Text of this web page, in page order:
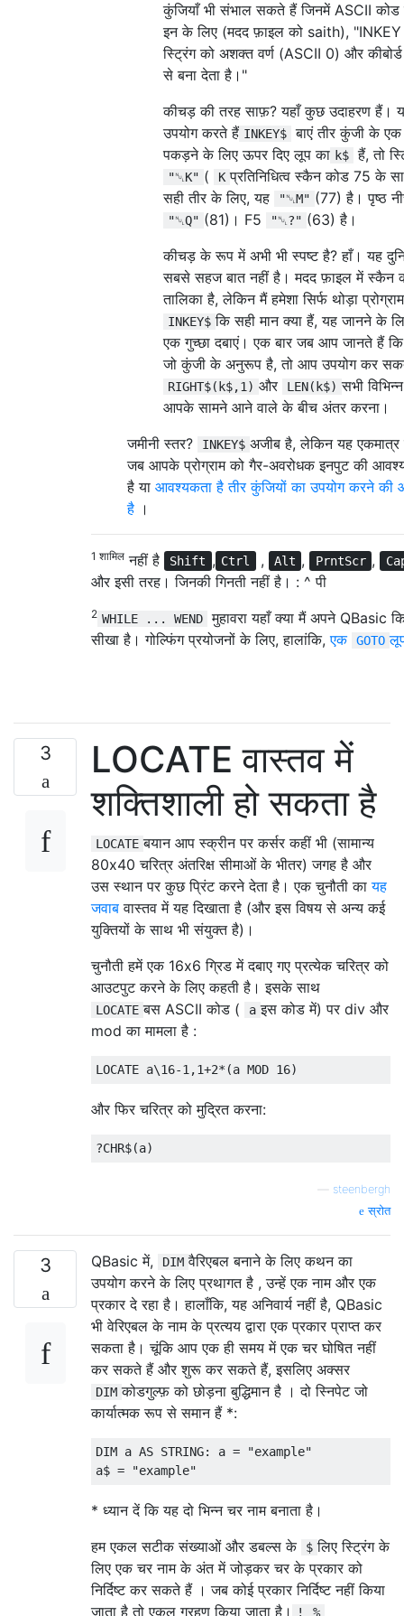
कुंजियाँ भी संभाल सकते हैं जिनमें ASCII कोड
इन के लिए (मदद फ़ाइल को saith), "INKEY
स्ट्रिंग को अशक्त वर्ण (ASCII 0) और
से बना देता है।"
कीचड़ की तरह साफ़? यहाँ कुछ उदाहरण हैं।
उपयोग करते हैं INKEY$ बाएं तीर कुंजी के
पकड़ने के लिए ऊपर दिए लूप का k$ हैं, तो
"␀K" ( K प्रतिनिधित्व स्कैन कोड 75 के
सही तीर के लिए, यह
"␀M" (77) है। पृष्ठ
"␀Q" (81)। F5 "␀?" (63) है।
कीचड़ के रूप में अभी भी स्पष्ट है? हाँ। यह
सबसे सहज बात नहीं है। मदद फ़ाइल में स्कैन
तालिका है, लेकिन मैं हमेशा सिर्फ थोड़ा
INKEY$ कि सही मान क्या हैं, यह जानने के
एक गुच्छा दबाएं। एक बार जब आप जानते हैं कि
जो कुंजी के अनुरूप है, तो आप उपयोग कर
RIGHT$(k$,1) और LEN(k$) सभी
आपके सामने आने वाले के बीच अंतर करना।
जमीनी स्तर?
INKEY$ अजीब है, लेकिन यह एकमात्र
जब आपके प्रोग्राम को गैर-अवरोधक इनपुट की
है या आवश्यकता है तीर कुंजियों का उपयोग करने की
है ।
1 शामिल नहीं है Shift , Ctrl , Alt , PrntScr ,
और इसी तरह। जिनकी गिनती नहीं है। : ^ पी
2 WHILE ... WEND मुहावरा यहाँ क्या मैं अपने QBasic
सीखा है। गोल्फिंग प्रयोजनों के लिए, हालांकि,एक GOTO
3
LOCATE वास्तव में
शक्तिशाली हो सकता है
LOCATE बयान आप स्क्रीन पर कर्सर कहीं भी (सामान्य
80x40 चरित्र अंतरिक्ष सीमाओं के भीतर) जगह है और
उस स्थान पर कुछ प्रिंट करने देता है। एक चुनौती कायह
जवाब वास्तव में यह दिखाता है (और इस विषय से अन्य कई
युक्तियों के साथ भी संयुक्त है)।
चुनौती हमें एक 16x6 ग्रिड में दबाए गए प्रत्येक चरित्र को
आउटपुट करने के लिए कहती है। इसके साथ
LOCATE बस ASCII कोड ( a इस कोड में) पर div और
mod का मामला है :
और फिर चरित्र को मुद्रित करना:
steenbergh
स्रोत
3 QBasic में, DIM वैरिएबल बनाने के लिए कथन का
उपयोग करने के लिए प्रथागत है , उन्हें एक नाम और एक
प्रकार दे रहा है। हालाँकि, यह अनिवार्य नहीं है, QBasic
भी वेरिएबल के नाम के प्रत्यय द्वारा एक प्रकार प्राप्त कर
सकता है। चूंकि आप एक ही समय में एक चर घोषित नहीं
कर सकते हैं और शुरू कर सकते हैं, इसलिए अक्सर
DIM कोडगुल्फ़ को छोड़ना बुद्धिमान है । दो स्निपेट जो
कार्यात्मक रूप से समान हैं *:
DIM a AS STRING: a = "example"
* ध्यान दें कि यह दो भिन्न चर नाम बनाता है।
हम एकल सटीक संख्याओं और डबल्स के
$ लिए स्ट्रिंग के
लिए एक चर नाम के अंत में जोड़कर चर के प्रकार को
निर्दिष्ट कर सकते हैं । जब कोई प्रकार निर्दिष्ट नहीं किया
जाता है तो एकल ग्रहण किया जाता है।
! %